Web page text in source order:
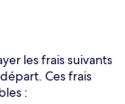
les frais suivants
Ces frais
: